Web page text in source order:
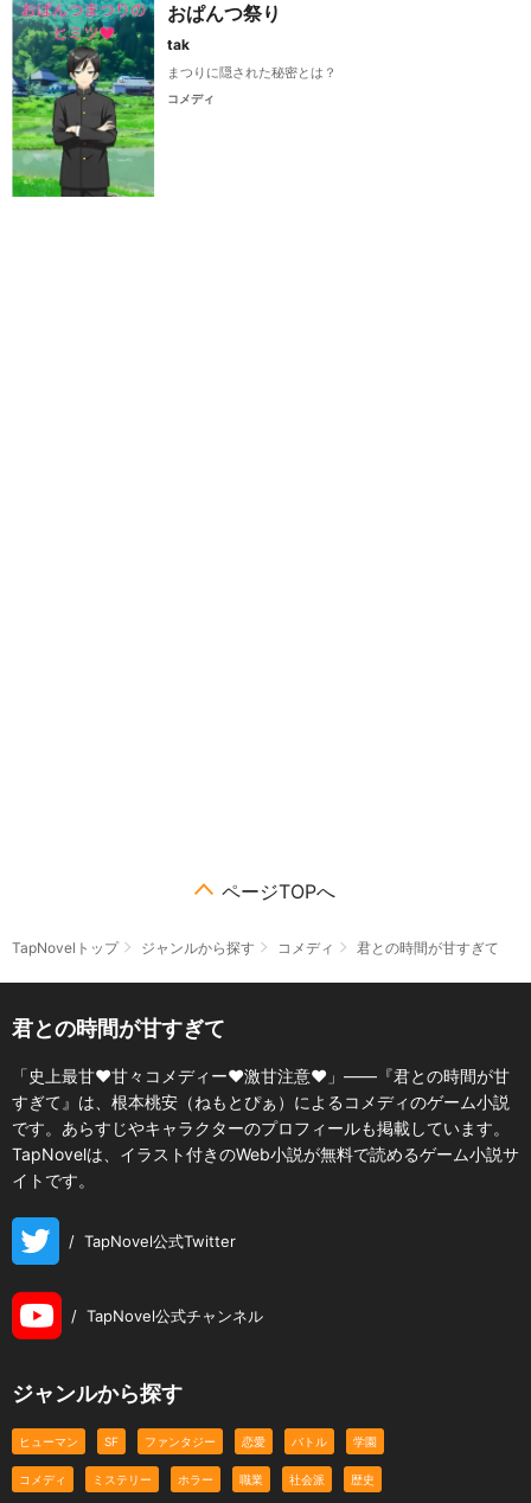
おぱんつ祭り
tak
まつりに隠された秘密とは？
コメディ
ページTOPへ
TapNovelトップ ジャンルから探す コメディ 君との時間が甘すぎて
君との時間が甘すぎて
「史上最甘♥️甘々コメディー♥️激甘注意♥️」――『君との時間が甘
すぎて』は、根本桃安（ねもとぴぁ）によるコメディのゲーム小説
です。あらすじやキャラクターのプロフィールも掲載しています。
TapNovelは、イラスト付きのWeb小説が無料で読めるゲーム小説サ
イトです。
/ TapNovel公式Twitter
/ TapNovel公式チャンネル
ジャンルから探す
ヒューマン SF ファンタジー 恋愛 バトル 学園
コメディ ミステリー ホラー 職業 社会派 歴史